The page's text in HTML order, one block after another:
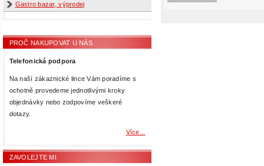
Gastro bazar, výprodej
PROČ NAKUPOVAT U NÁS
Telefonická podpora
Na naší zákaznické lince Vám poradíme s
ochotně provedeme jednotlivými kroky
objednávky nebo zodpovíme veškeré
dotazy.
Více...
ZAVOLEJTE MI